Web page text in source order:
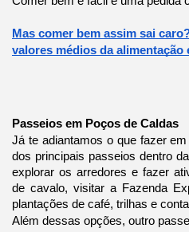
Mas comer bem assim sai
valores médios da alimentação
Passeios em Poços de Caldas
Já te adiantamos o que fazer em
dos principais passeios dentro
explorar os arredores e fazer
de cavalo, visitar a Fazenda
plantações de café, trilhas e
Além dessas opções, outro